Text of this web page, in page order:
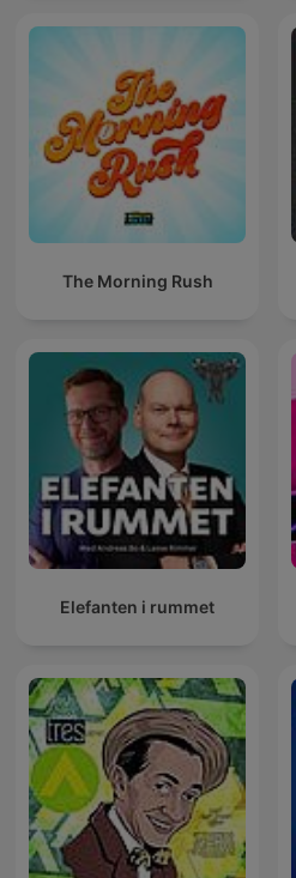
The Morning Rush
Elefanten i rummet